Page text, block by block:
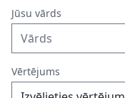
Jūsu vārds
Vērtējums